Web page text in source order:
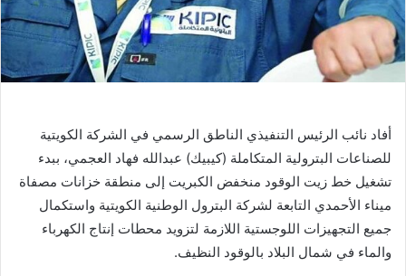
أفاد نائب الرئيس التنفيذي الناطق الرسمي في الشركة الكويتية
للصناعات البترولية المتكاملة (كيبيك) عبدالله فهاد العجمي، ببدء
تشغيل خط زيت الوقود منخفض الكبريت إلى منطقة خزانات مصفاة
ميناء الأحمدي التابعة لشركة البترول الوطنية الكويتية واستكمال
جميع التجهيزات اللوجستية اللازمة لتزويد محطات إنتاج الكهرباء
والماء في شمال البلاد بالوقود النظيف.